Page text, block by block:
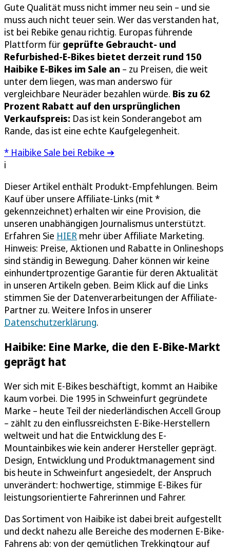
Gute Qualität muss nicht immer neu sein – und sie
muss auch nicht teuer sein. Wer das verstanden hat,
ist bei Rebike genau richtig. Europas führende
Plattform für geprüfte Gebraucht- und
Refurbished-E-Bikes bietet derzeit rund 150
Haibike E-Bikes im Sale an – zu Preisen, die weit
unter dem liegen, was man anderswo für
vergleichbare Neuräder bezahlen würde. Bis zu 62
Prozent Rabatt auf den ursprünglichen
Verkaufspreis: Das ist kein Sonderangebot am
Rande, das ist eine echte Kaufgelegenheit.
* Haibike Sale bei Rebike ➔
i
Dieser Artikel enthält Produkt-Empfehlungen. Beim
Kauf über unsere Affiliate-Links (mit *
gekennzeichnet) erhalten wir eine Provision, die
unseren unabhängigen Journalismus unterstützt.
Erfahren Sie HIER mehr über Affiliate Marketing.
Hinweis: Preise, Aktionen und Rabatte in Onlineshops
sind ständig in Bewegung. Daher können wir keine
einhundertprozentige Garantie für deren Aktualität
in unseren Artikeln geben. Beim Klick auf die Links
stimmen Sie der Datenverarbeitungen der Affiliate-
Partner zu. Weitere Infos in unserer
Datenschutzerklärung.
Haibike: Eine Marke, die den E-Bike-Markt
geprägt hat
Wer sich mit E-Bikes beschäftigt, kommt an Haibike
kaum vorbei. Die 1995 in Schweinfurt gegründete
Marke – heute Teil der niederländischen Accell Group
– zählt zu den einflussreichsten E-Bike-Herstellern
weltweit und hat die Entwicklung des E-
Mountainbikes wie kein anderer Hersteller geprägt.
Design, Entwicklung und Produktmanagement sind
bis heute in Schweinfurt angesiedelt, der Anspruch
unverändert: hochwertige, stimmige E-Bikes für
leistungsorientierte Fahrerinnen und Fahrer.
Das Sortiment von Haibike ist dabei breit aufgestellt
und deckt nahezu alle Bereiche des modernen E-Bike-
Fahrens ab: von der gemütlichen Trekkingtour auf